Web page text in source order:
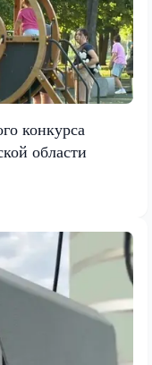
конкурса
области